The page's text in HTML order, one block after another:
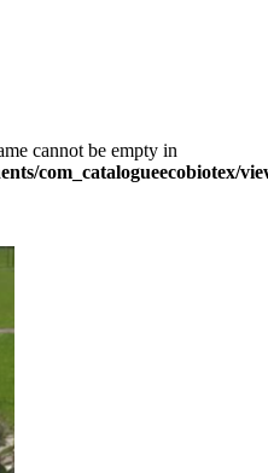
cannot be empty in
com_catalogueecobiotex/